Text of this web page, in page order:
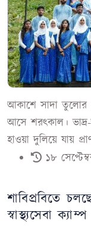
আকাশে সাদা তুলোর
আসে শরৎকাল।
হাওয়া দুলিয়ে যায়
১৮
শাবিপ্রবিতে
স্বাস্থ্যসেবা ক্যাম্প